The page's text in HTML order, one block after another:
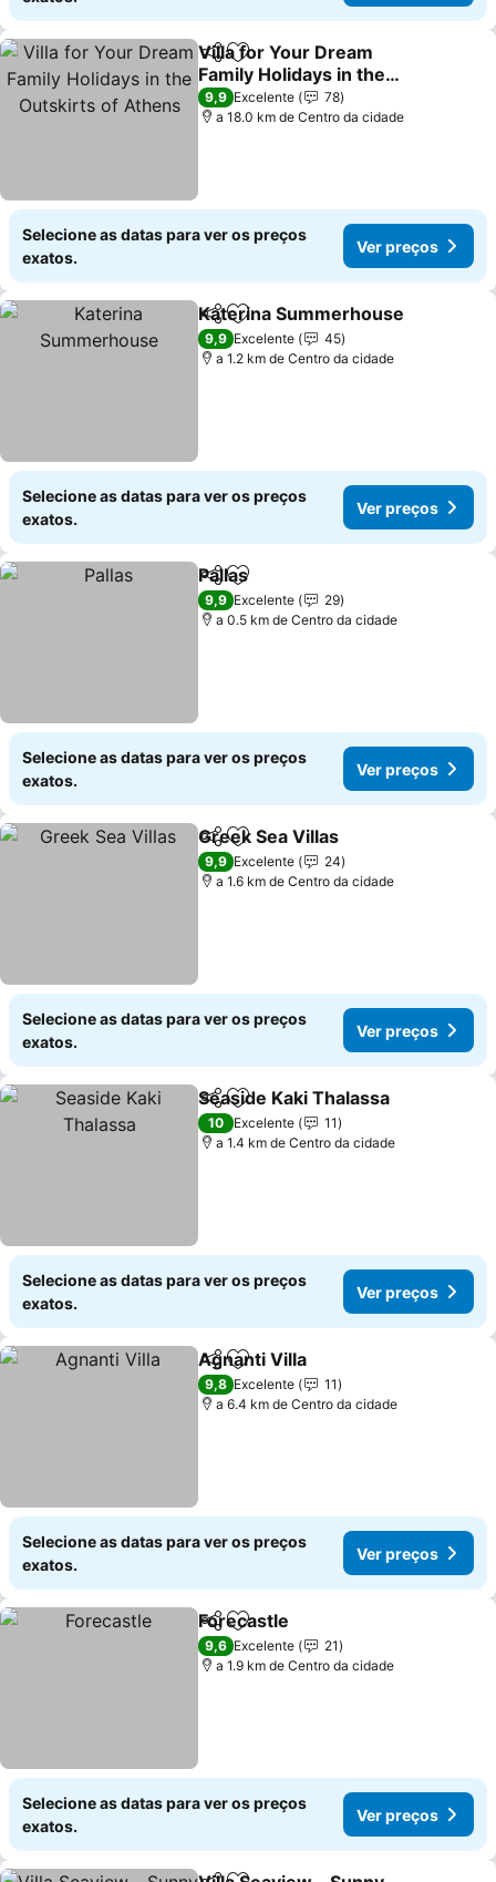
PartilharAdicionar aos favoritos
Villa for Your Dream
Family Holidays in the
Outskirts of Athens
Ver preços
9,9 Excelente
78
a 18.0 km de Centro da cidade
Selecione as datas para ver os preços
exatos.
Ver preços
PartilharAdicionar aos favoritos
Katerina Summerhouse
9,9 Excelente
45
a 1.2 km de Centro da cidade
Selecione as datas para ver os preços
exatos.
Ver preços
PartilharAdicionar aos favoritos
Pallas
9,9 Excelente
29
a 0.5 km de Centro da cidade
Selecione as datas para ver os preços
exatos.
Ver preços
PartilharAdicionar aos favoritos
Greek Sea Villas
9,9 Excelente
24
a 1.6 km de Centro da cidade
Selecione as datas para ver os preços
exatos.
Ver preços
PartilharAdicionar aos favoritos
Seaside Kaki Thalassa
10 Excelente
11
a 1.4 km de Centro da cidade
Selecione as datas para ver os preços
exatos.
Ver preços
PartilharAdicionar aos favoritos
Agnanti Villa
9,8 Excelente
11
a 6.4 km de Centro da cidade
Selecione as datas para ver os preços
exatos.
Ver preços
PartilharAdicionar aos favoritos
Forecastle
9,6 Excelente
21
a 1.9 km de Centro da cidade
Selecione as datas para ver os preços
exatos.
Ver preços